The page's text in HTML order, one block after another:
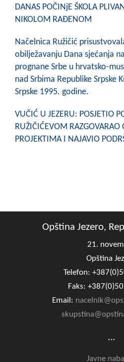
DANAS POČINjE ŠKOLA
NIKOLOM RAĐENOM
Načelnica Ružičić
obilježavanju Dana sjećanja
prognane Srbe u hrvatsko-
nad Srbima Republike Srpske
Srpske 1995. godine.
VUČIĆ U JEZERU: POSJETIO
RUŽIČIĆEVOM
PROJEKTIMA I NAJAVIO
Opština Jezero,
21.
Opština
Telefon:
Faks:
Email:
...
Javne